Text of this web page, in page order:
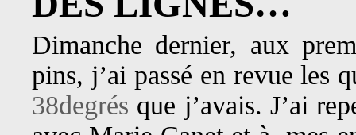
Dimanche dernier, aux
pins, j’ai passé en revue les
38degrés que j’avais. J’ai